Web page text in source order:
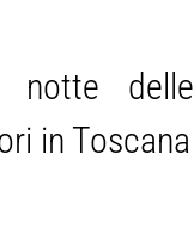
notte delle
in Toscana